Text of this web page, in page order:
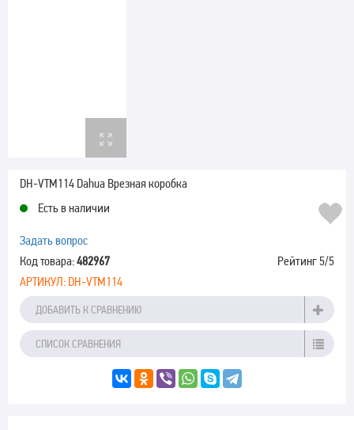
DH-VTM114 Dahua Врезная коробка
Есть в наличии
Задать вопрос
Рейтинг 5/5
Код товара:482967
АРТИКУЛ: DH-VTM114
ДОБАВИТЬ К СРАВНЕНИЮ
СПИСОК СРАВНЕНИЯ